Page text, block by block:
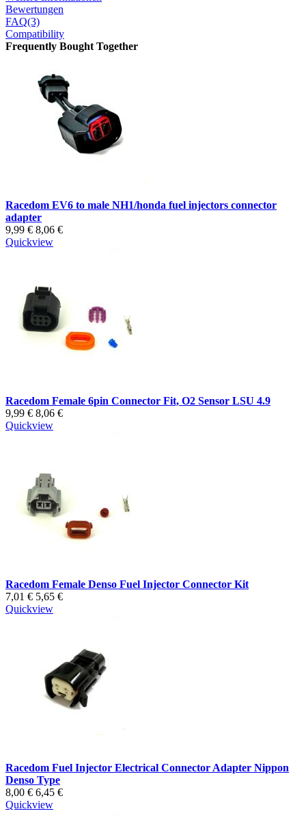
Bewertungen
FAQ(3)
Compatibility
Frequently Bought Together
Racedom EV6 to male NH1/honda fuel injectors connector
adapter
9,99 € 8,06 €
Quickview
Racedom Female 6pin Connector Fit, O2 Sensor LSU 4.9
9,99 € 8,06 €
Quickview
Racedom Female Denso Fuel Injector Connector Kit
7,01 € 5,65 €
Quickview
Racedom Fuel Injector Electrical Connector Adapter Nippon
Denso Type
8,00 € 6,45 €
Quickview